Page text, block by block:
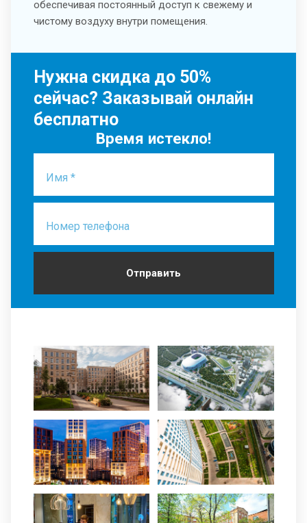
обеспечивая постоянный доступ к свежему и
чистому воздуху внутри помещения.
Нужна скидка до 50%
сейчас? Заказывай онлайн
бесплатно
Время истекло!
Имя *
Номер телефона
Отправить